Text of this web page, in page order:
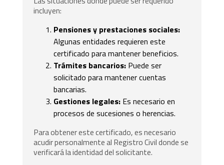
incluyen:
Pensiones y prestaciones sociales:
Algunas entidades requieren este
certificado para mantener beneficios.
Trámites bancarios: Puede ser
solicitado para mantener cuentas
bancarias.
Gestiones legales: Es necesario en
procesos de sucesiones o herencias.
Para obtener este certificado, es necesario
acudir personalmente al Registro Civil donde se
verificará la identidad del solicitante.